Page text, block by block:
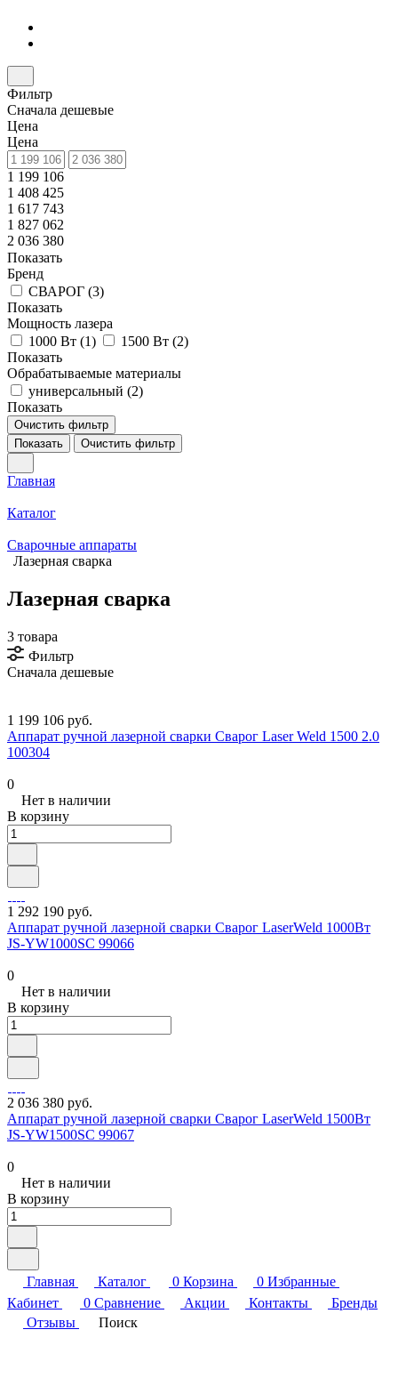
Фильтр
Сначала дешевые
Цена
Цена
1 199 106
1 408 425
1 617 743
1 827 062
2 036 380
Показать
Бренд
СВАРОГ (3)
Показать
Мощность лазера
1000 Вт (1) 1500 Вт (2)
Показать
Обрабатываемые материалы
универсальный (2)
Показать
Очистить фильтр
Показать
Очистить фильтр
Главная
Каталог
Сварочные аппараты
Лазерная сварка
Лазерная сварка
3 товара
Фильтр
Сначала дешевые
1 199 106 руб.
Аппарат ручной лазерной сварки Сварог Laser Weld 1500 2.0
100304
0
Нет в наличии
В корзину
1 292 190 руб.
Аппарат ручной лазерной сварки Сварог LaserWeld 1000Вт
JS-YW1000SC 99066
0
Нет в наличии
В корзину
2 036 380 руб.
Аппарат ручной лазерной сварки Сварог LaserWeld 1500Вт
JS-YW1500SC 99067
0
Нет в наличии
В корзину
Главная Каталог 0 Корзина 0 Избранные
Кабинет
0 Сравнение Акции Контакты
Бренды
Отзывы
Поиск